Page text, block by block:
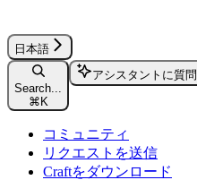
日本語
Search...
⌘ K
アシスタントに質問
コミュニティ
リクエストを送信
Craftをダウンロード